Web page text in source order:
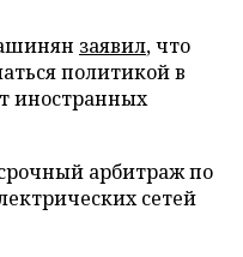
заявил, что
политикой в
иностранных
арбитраж по
сетей